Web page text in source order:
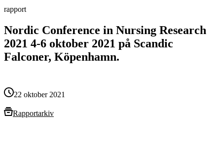
rapport
Nordic Conference in Nursing Research
2021 4-6 oktober 2021 på Scandic
Falconer, Köpenhamn.
22 oktober 2021
Rapportarkiv